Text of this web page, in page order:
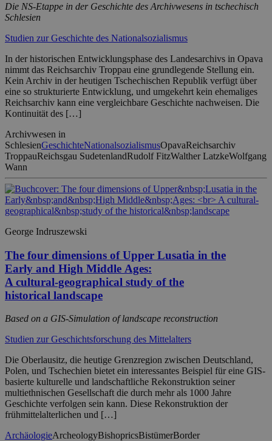
Die NS-Etappe in der Geschichte des Archivwesens in tschechisch
Schlesien
Studien zur Geschichte des Nationalsozialismus
In der historischen Entwicklungsphase des Landesarchivs in Opava
nimmt das Reichsarchiv Troppau eine grundlegende Stellung ein.
Kein Archiv in der heutigen Tschechischen Republik verfügt über
eine so strukturierte Entwicklung, und umgekehrt kein ehemaliges
Reichsarchiv kann eine vergleichbare Geschichte nachweisen. Die
Kontinuität des […]
Archivwesen in
SchlesienGeschichteNationalsozialismusOpavaReichsarchiv
TroppauReichsgau SudetenlandRudolf FitzWalther LatzkeWolfgang
Wann
George Indruszewski
The four dimensions of Upper Lusatia in the
Early and High Middle Ages:
A cultural-geographical study of the
historical landscape
Based on a GIS-Simulation of landscape reconstruction
Studien zur Geschichtsforschung des Mittelalters
Die Oberlausitz, die heutige Grenzregion zwischen Deutschland,
Polen, und Tschechien bietet ein interessantes Beispiel für eine GIS-
basierte kulturelle und landschaftliche Rekonstruktion seiner
multiethnischen Gesellschaft die durch mehr als 1000 Jahre
Geschichte verfolgen sein kann. Diese Rekonstruktion der
frühmittelalterlichen und […]
ArchäologieArcheologyBishopricsBistümerBorder